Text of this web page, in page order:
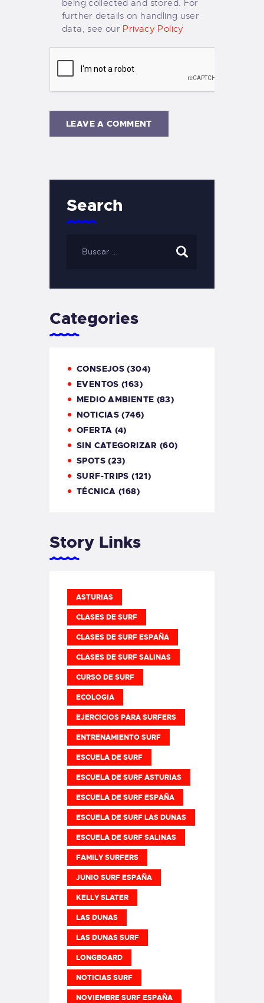
being collected and stored. For
further details on handling user
data, see our Privacy Policy
Search
Categories
CONSEJOS (304)
EVENTOS (163)
MEDIO AMBIENTE (83)
NOTICIAS (746)
OFERTA (4)
SIN CATEGORIZAR (60)
SPOTS(23)
SURF-TRIPS (121)
TÉCNICA (168)
Story Links
ASTURIAS
CLASES DE SURF
CLASES DE SURF ESPAÑA
CLASES DE SURF SALINAS
CURSO DE SURF
ECOLOGIA
EJERCICIOS PARA SURFERS
ENTRENAMIENTO SURF
ESCUELA DE SURF
ESCUELA DE SURF ASTURIAS
ESCUELA DE SURF ESPAÑA
ESCUELA DE SURF LAS DUNAS
ESCUELA DE SURF SALINAS
FAMILY SURFERS
JUNIO SURF ESPAÑA
KELLY SLATER
LAS DUNAS
LAS DUNAS SURF
LONGBOARD
NOTICIAS SURF
NOVIEMBRE SURF ESPAÑA